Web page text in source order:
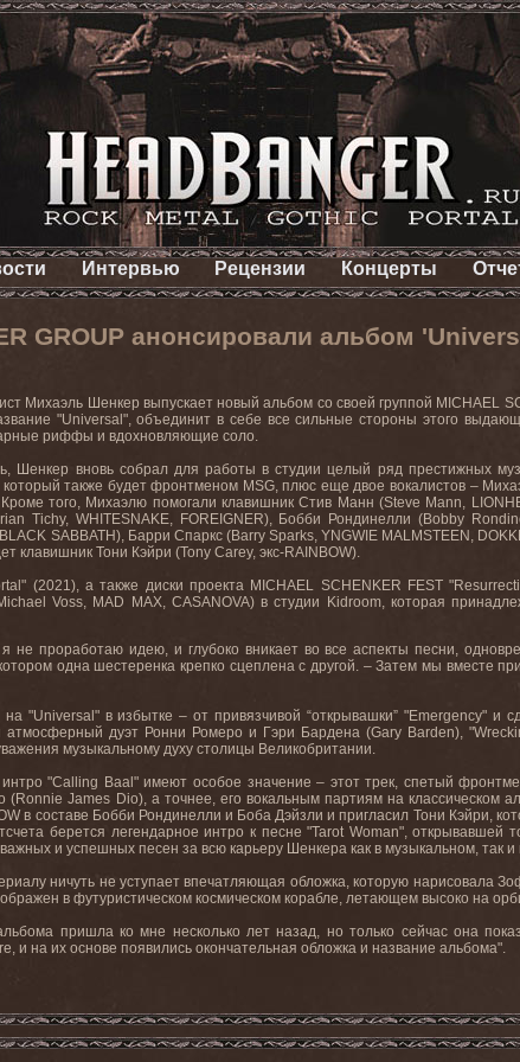
Интервью Рецензии Концерты
GROUP анонсировали альбом
Михаэль Шенкер выпускает новый альбом со своей группой MICHAEL
"Universal ", объединит в себе все сильные стороны этого
риффы и вдохновляющие соло.
Шенкер вновь собрал для работы в студии целый ряд престижных
который также будет фронтменом MSG, плюс еще двое вокалистов –
того, Михаэлю помогали клавишник Стив Манн (Steve Mann,
Tichy, WHITESNAKE, FOREIGNER), Бобби Рондинелли (Bobby
BLACK SABBATH), Барри Спаркс (Barry Sparks,YNGWIE MALMSTEEN ,
клавишник Тони Кэйри (Tony Carey, экс-RAINBOW).
" (2021), а также диски проекта MICHAEL SCHENKER FEST "
Voss, MAD MAX, CASANOVA) в студии Kidroom, которая
не проработаю идею, и глубоко вникает во все аспекты песни,
одна шестеренка крепко сцеплена с другой. – Затем мы вместе
на "Universal " в избытке – от привязчивой “открывашки” "Emergency" и
атмосферный дуэт Ронни Ромеро и Гэри Бардена (Gary Barden), "
музыкальному духу столицы Великобритании.
"Calling Baal " имеют особое значение – этот трек, спетый
(Ronnie James Dio), а точнее, его вокальным партиям на классическом
в составе Бобби Рондинелли и Боба Дэйзли и пригласил Тони Кэйри,
берется легендарное интро к песне "Tarot Woman", открывавшей
и успешных песен за всю карьеру Шенкера как в музыкальном, так и
ничуть не уступает впечатляющая обложка, которую нарисовала
в футуристическом космическом корабле, летающем высоко на
пришла ко мне несколько лет назад, но только сейчас она
, и на их основе появились окончательная обложка и название альбома".